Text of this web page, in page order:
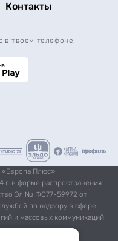
Контакты
твоем телефоне.
«Европа Плюс»
г. в форме распространения
Эл № ФС77-59972 от
по надзору в сфере
и массовых коммуникаций